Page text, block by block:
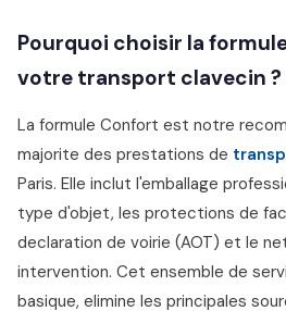
Pourquoi choisir la
votre transport clavecin ?
La formule Confort est notre
majorite des prestations de
Paris. Elle inclut l'emballage
type d'objet, les protections de
declaration de voirie (AOT) et le
intervention. Cet ensemble de
basique, elimine les principales